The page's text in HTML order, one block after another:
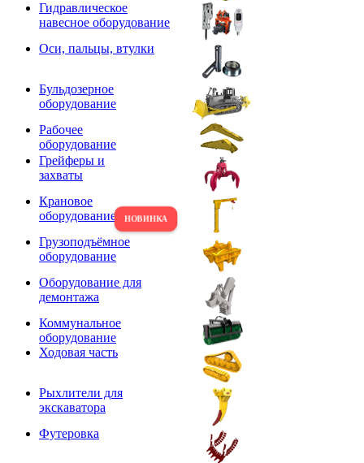
Гидравлическое
навесное оборудование
Оси, пальцы, втулки
Бульдозерное
оборудование
Рабочее
оборудование
Грейферы и
захваты
Крановое
оборудование
Грузоподъёмное
оборудование
Оборудование для
демонтажа
Коммунальное
оборудование
Ходовая часть
Рыхлители для
экскаватора
Футеровка